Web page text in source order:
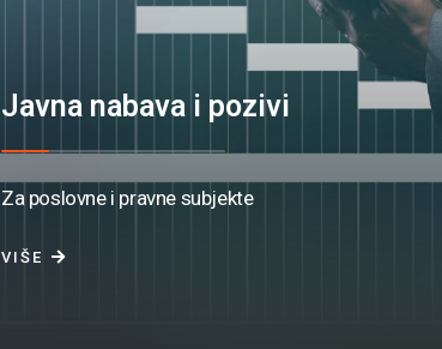
Javna nabava i pozivi
Za poslovne i pravne subjekte
VIŠE